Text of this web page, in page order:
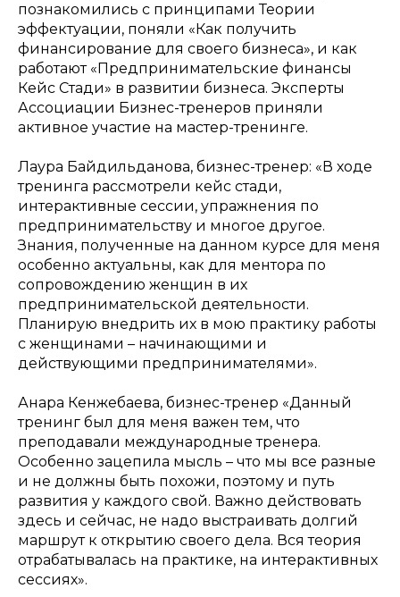
познакомились с принципами Теории
эффектуации, поняли «Как получить
финансирование для своего бизнеса», и как
работают «Предпринимательские финансы
Кейс Стади» в развитии бизнеса. Эксперты
Ассоциации Бизнес-тренеров приняли
активное участие на мастер-тренинге.
Лаура Байдильданова, бизнес-тренер: «В ходе
тренинга рассмотрели кейс стади,
интерактивные сессии, упражнения по
предпринимательству и многое другое.
Знания, полученные на данном курсе для меня
особенно актуальны, как для ментора по
сопровождению женщин в их
предпринимательской деятельности.
Планирую внедрить их в мою практику работы
с женщинами – начинающими и
действующими предпринимателями».
Анара Кенжебаева, бизнес-тренер «Данный
тренинг был для меня важен тем, что
преподавали международные тренера.
Особенно зацепила мысль – что мы все разные
и не должны быть похожи, поэтому и путь
развития у каждого свой. Важно действовать
здесь и сейчас, не надо выстраивать долгий
маршрут к открытию своего дела. Вся теория
отрабатывалась на практике, на интерактивных
сессиях».